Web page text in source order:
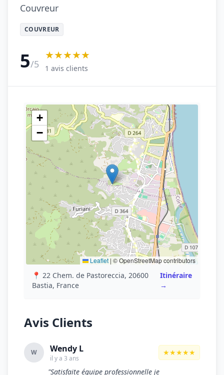
Couvreur
COUVREUR
5/5
★★★★★
1 avis clients
+
−
Leaflet | © OpenStreetMap contributors
📍 22 Chem. de Pastoreccia, 20600
Bastia, France
Itinéraire
→
Avis Clients
W Wendy L
il y a 3 ans
★★★★★
"Satisfaite équipe professionnelle je